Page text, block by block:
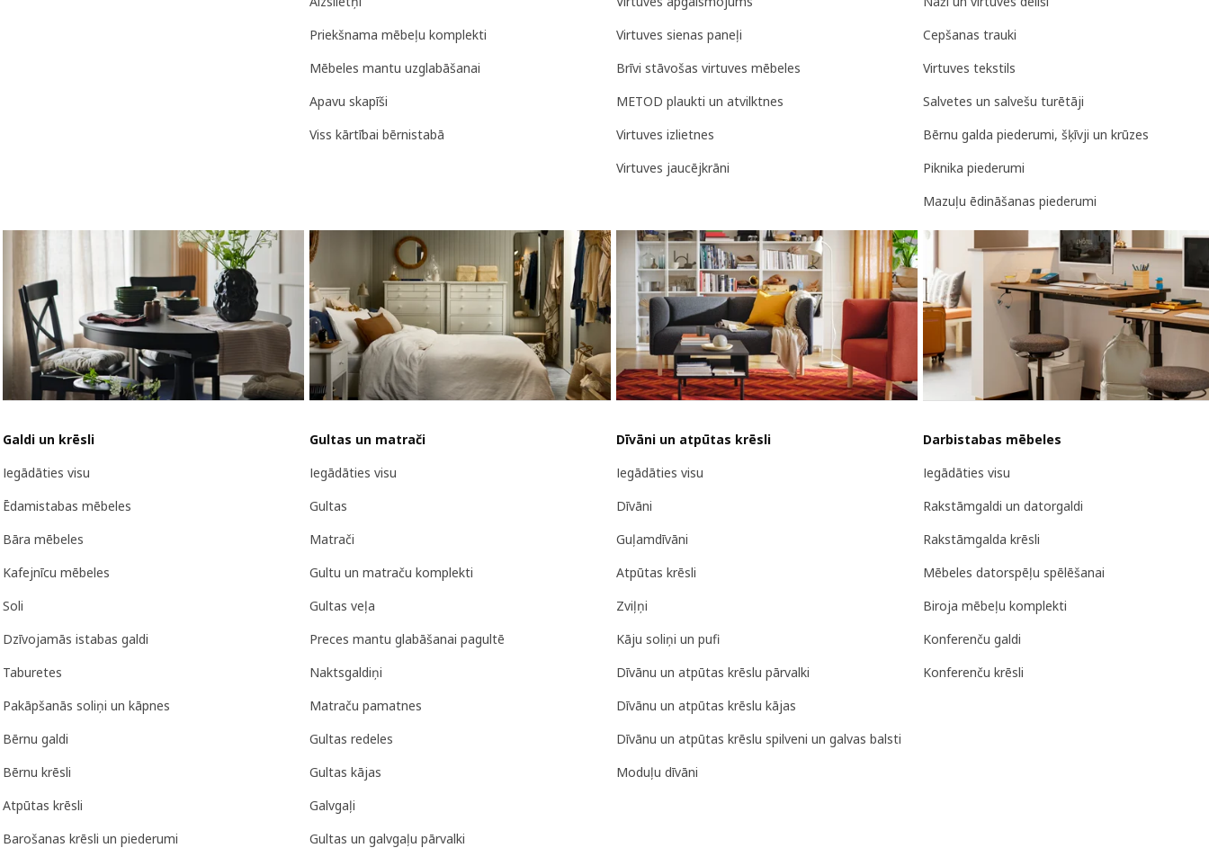
Priekšnama mēbeļu komplekti
Mēbeles mantu uzglabāšanai
Apavu skapīši
Viss kārtībai bērnistabā
Virtuves sienas paneļi
Brīvi stāvošas virtuves mēbeles
METOD plaukti un atvilktnes
Virtuves izlietnes
Virtuves jaucējkrāni
Cepšanas trauki
Virtuves tekstils
Salvetes un salvešu turētāji
Bērnu galda piederumi, šķīvji un krūzes
Piknika piederumi
Mazuļu ēdināšanas piederumi
Galdi un krēsli
Iegādāties visu
Ēdamistabas mēbeles
Bāra mēbeles
Kafejnīcu mēbeles
Soli
Dzīvojamās istabas galdi
Taburetes
Pakāpšanās soliņi un kāpnes
Bērnu galdi
Bērnu krēsli
Atpūtas krēsli
Barošanas krēsli un piederumi
Gultas un matrači
Iegādāties visu
Gultas
Matrači
Gultu un matraču komplekti
Gultas veļa
Preces mantu glabāšanai pagultē
Naktsgaldiņi
Matraču pamatnes
Gultas redeles
Gultas kājas
Galvgaļi
Gultas un galvgaļu pārvalki
Dīvāni un atpūtas krēsli
Iegādāties visu
Dīvāni
Guļamdīvāni
Atpūtas krēsli
Zviļņi
Kāju soliņi un pufi
Dīvānu un atpūtas krēslu pārvalki
Dīvānu un atpūtas krēslu kājas
Dīvānu un atpūtas krēslu spilveni un galvas balsti
Moduļu dīvāni
Darbistabas mēbeles
Iegādāties visu
Rakstāmgaldi un datorgaldi
Rakstāmgalda krēsli
Mēbeles datorspēļu spēlēšanai
Biroja mēbeļu komplekti
Konferenču galdi
Konferenču krēsli